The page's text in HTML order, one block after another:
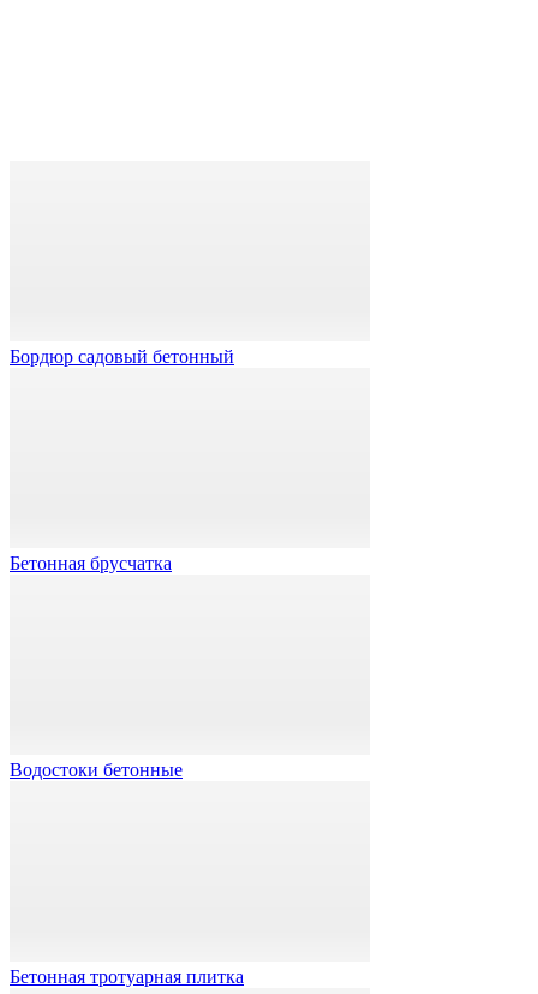
Бордюр садовый бетонный
Бетонная брусчатка
Водостоки бетонные
Бетонная тротуарная плитка